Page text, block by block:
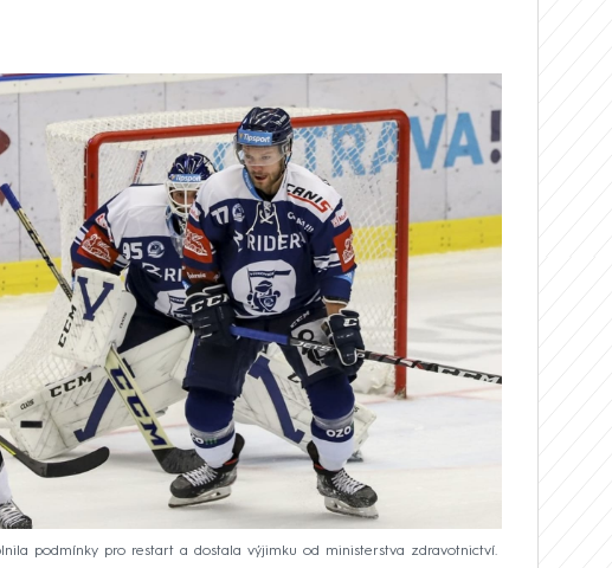
podmínky pro restart a dostala výjimku od ministerstva zdravotnictví.